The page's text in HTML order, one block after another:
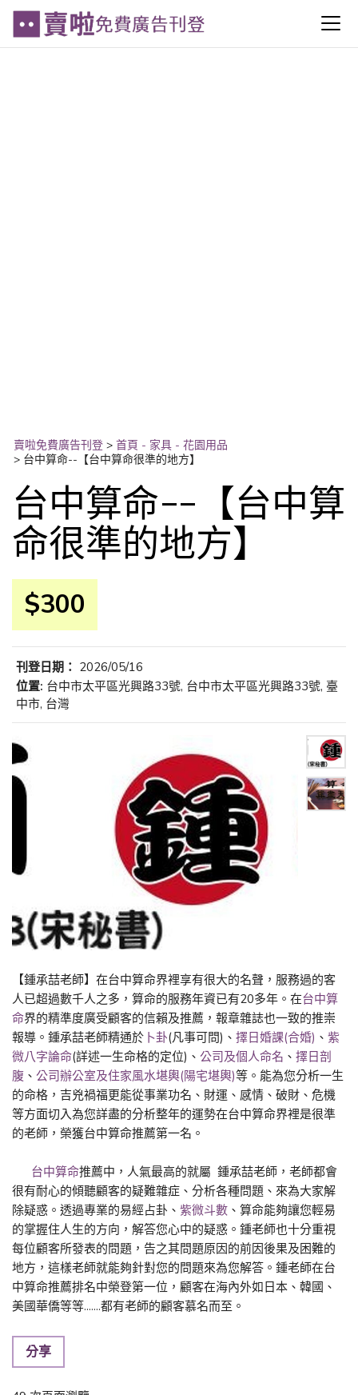
賣啦免費廣告刊登 > 首頁 - 家具 - 花園用品
> 台中算命--【台中算命很準的地方】
台中算命--【台中算
命很準的地方】
$300
刊登日期： 2026/05/16
位置: 台中市太平區光興路33號, 台中市太平區光興路33號, 臺
中市, 台灣
【鍾承喆老師】在台中算命界裡享有很大的名聲，服務過的客
人已超過數千人之多，算命的服務年資已有20多年。在台中算
命界的精準度廣受顧客的信賴及推薦，報章雜誌也一致的推崇
報導。鍾承喆老師精通於 卜卦(凡事可問)、 擇日婚課(合婚) 、 紫
微八字論命(詳述一生命格的定位)、 公司及個人命名 、 擇日剖
腹 、 公司辦公室及住家風水堪輿(陽宅堪輿)等。能為您分析一生
的命格，吉兇禍福更能從事業功名、財運、感情、破財、危機
等方面切入為您詳盡的分析整年的運勢在台中算命界裡是很準
的老師，榮獲台中算命推薦第一名。
台中算命推薦中，人氣最高的就屬 鍾承喆老師，老師都會
很有耐心的傾聽顧客的疑難雜症、分析各種問題、來為大家解
除疑惑。透過專業的易經占卦、 紫微斗數 、算命能夠讓您輕易
的掌握住人生的方向，解答您心中的疑惑。鍾老師也十分重視
每位顧客所發表的問題，告之其問題原因的前因後果及困難的
地方，這樣老師就能夠針對您的問題來為您解答。鍾老師在台
中算命推薦排名中榮登第一位，顧客在海內外如日本、韓國、
美國華僑等等.......都有老師的顧客慕名而至。
分享